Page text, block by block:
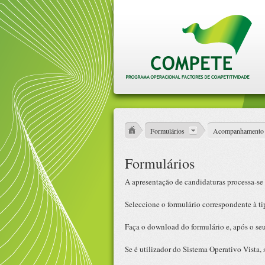
Formulários
Formulários
A apresentação de candidaturas processa-
Seleccione o formulário correspondente à
Faça o download do formulário e, após o
Se é utilizador do Sistema Operativo Vista,